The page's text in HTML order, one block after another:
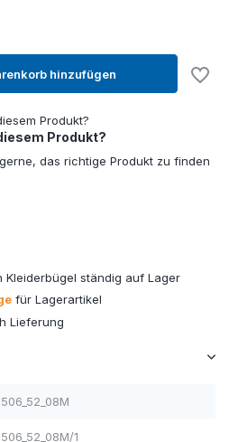
hinzufügen
Produkt?
das richtige Produkt zu finden
Kleiderbügel ständig auf Lager
für Lagerartikel
Lieferung
506_52_08M
506_52_08M/1